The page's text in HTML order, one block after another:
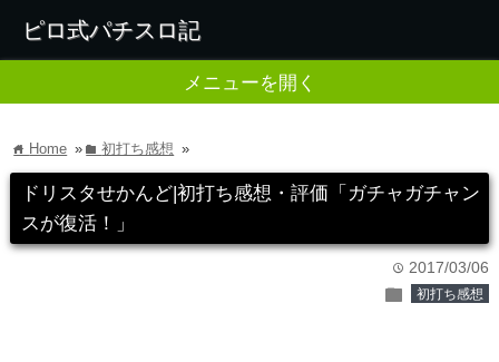
ピロ式パチスロ記
メニューを開く
home Home » folder初打ち感想 »
ドリスタせかんど|初打ち感想・評価「ガチャガチャン
スが復活！」
time 2017/03/06
folder 初打ち感想